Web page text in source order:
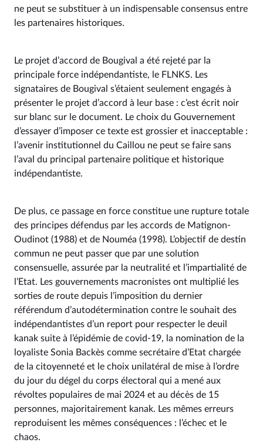
ne peut se substituer à un indispensable consensus entre
les partenaires historiques.
Le projet d’accord de Bougival a été rejeté par la
principale force indépendantiste, le FLNKS. Les
signataires de Bougival s’étaient seulement engagés à
présenter le projet d’accord à leur base : c’est écrit noir
sur blanc sur le document. Le choix du Gouvernement
d’essayer d’imposer ce texte est grossier et inacceptable :
l’avenir institutionnel du Caillou ne peut se faire sans
l’aval du principal partenaire politique et historique
indépendantiste.
De plus, ce passage en force constitue une rupture totale
des principes défendus par les accords de Matignon-
Oudinot (1988) et de Nouméa (1998). L’objectif de destin
commun ne peut passer que par une solution
consensuelle, assurée par la neutralité et l’impartialité de
l’Etat. Les gouvernements macronistes ont multiplié les
sorties de route depuis l’imposition du dernier
référendum d’autodétermination contre le souhait des
indépendantistes d’un report pour respecter le deuil
kanak suite à l’épidémie de covid-19, la nomination de la
loyaliste Sonia Backès comme secrétaire d’Etat chargée
de la citoyenneté et le choix unilatéral de mise à l’ordre
du jour du dégel du corps électoral qui a mené aux
révoltes populaires de mai 2024 et au décès de 15
personnes, majoritairement kanak. Les mêmes erreurs
reproduisent les mêmes conséquences : l’échec et le
chaos.